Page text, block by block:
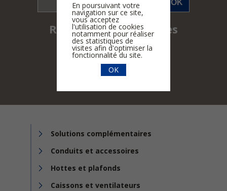
Retrouvez-nous sur les
réseaux sociaux
Solutions complémentaires
Conduits et accessoires
Hottes et plafonds
Caissons et ventilateurs
En poursuivant votre
navigation sur ce site,
vous acceptez
l'utilisation de cookies
notamment pour réaliser
des statistiques de
visites afin d'optimiser la
fonctionnalité du site.
OK